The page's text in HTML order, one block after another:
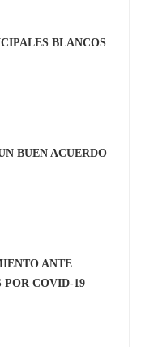
BLANCOS
BUEN ACUERDO
ANTE
POR COVID-19